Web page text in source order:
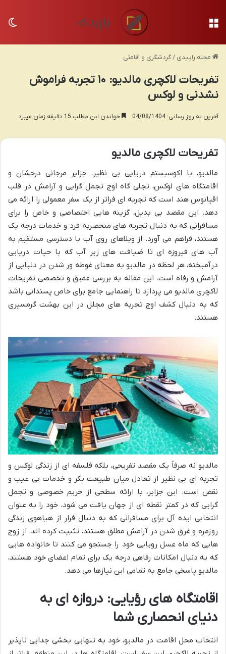
مجله راپیدی /گردشگری و اقامتی
تفریحات لاکچری مالدیو: ۱۰ تجربه فراموش
نشدنی و لوکس
آخرین به روز رسانی: 04/08/1404 خواندن این مطلب 15 دقیقه زمان میبرد
تفریحات لاکچری مالدیو
مالدیو، با اکوسیستم دریایی بی نظیر، جزایر مرجانی درخشان و
اقامتگاه های لوکس، تجلی گاه اوج تجمل گرایی و آرامش در قلب
اقیانوس هند است که تجربه ای فراتر از یک سفر معمولی را ارائه می
دهد. این مقصد بی بدیل، گزینه هایی اختصاصی و خاص را برای
مسافرانی که به دنبال تجربه های منحصربه فرد و خدمات درجه یک
هستند، فراهم می آورد. از ویلاهای روی آب با دسترسی مستقیم به
آب های فیروزه ای تا ضیافت های زیر آب که با حیات دریایی
درآمیخته، هر لحظه در مالدیو به معنای غوطه ور شدن در دنیایی از
آرامش و رفاه است. این مقاله به بررسی عمیق و تخصصی تفریحات
لاکچری مالدیو می پردازد تا راهنمایی جامع برای خاص پسندانی باشد
که به دنبال کشف اوج تجربه های مجلل در این بهشت گرمسیری
هستند.
مالدیو نه صرفاً یک مقصد تفریحی، بلکه فلسفه ای از زندگی لوکس و
تجربه ای بی نظیر از تعادل میان طبیعت بکر و خدمات بی عیب و
نقص است. این جزایر، با ارائه سطحی از حریم خصوصی و تجمل
گرایی که در کمتر نقطه ای از جهان یافت می شود، خود را به عنوان
انتخابی ایده آل برای مسافرانی که به دنبال فرار از هیاهوی زندگی
روزمره و غرق شدن در آرامش مطلق هستند، تثبیت کرده اند. از زوج
هایی که ماه عسل رویایی خود را جستجو می کنند تا خانواده هایی
که به دنبال امکانات رفاهی درجه یک برای تمام اعضای خود هستند،
مالدیو پاسخی جامع به تمامی این نیازها می دهد.
اقامتگاه های رؤیایی: دروازه ای به
دنیای انحصاری شما
انتخاب محل اقامت در مالدیو، خود به تنهایی بخشی جدایی ناپذیر